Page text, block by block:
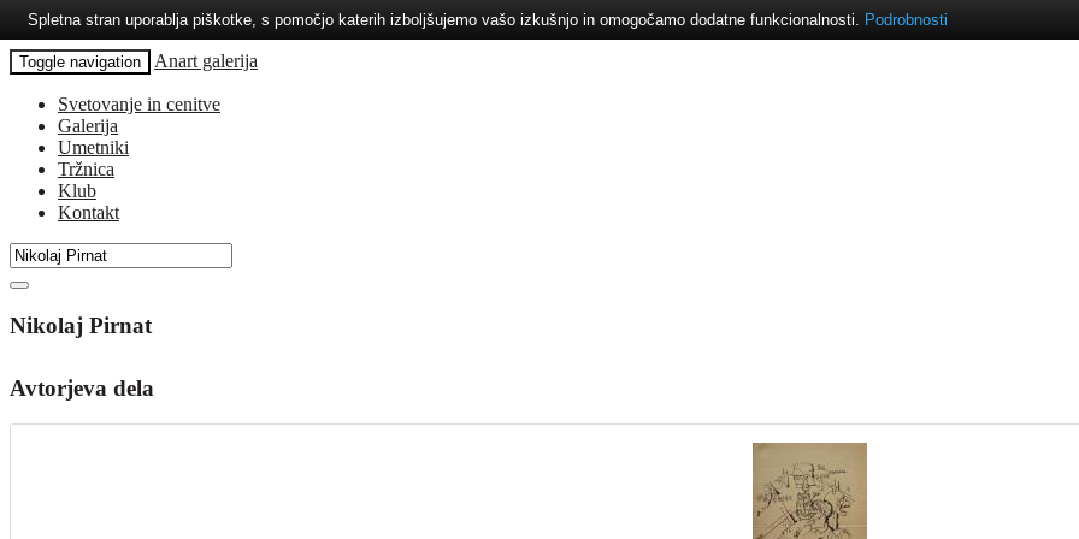
Toggle navigation Anart galerija
Svetovanje in cenitve
Galerija
Umetniki
Tržnica
Klub
Kontakt
Nikolaj Pirnat
Avtorjeva dela
Spletna stran uporablja piškotke, s pomočjo katerih izboljšujemo vašo izkušnjo in omogočamo dodatne funkcionalnosti. Podrobnosti